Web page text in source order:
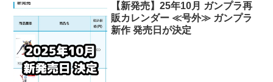
【新発売】25年10月 ガンプラ再
販カレンダー ≪号外≫ ガンプラ
新作 発売日が決定